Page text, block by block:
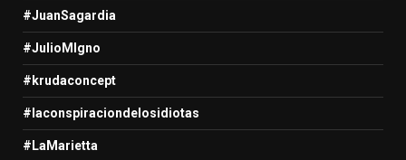
#JuanSagardia
#JulioMIgno
#krudaconcept
#laconspiraciondelosidiotas
#LaMarietta